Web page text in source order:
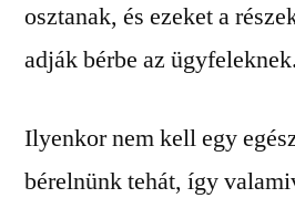
osztanak, és ezeket a
adják bérbe az ügyfeleknek.
Ilyenkor nem kell egy
bérelnünk tehát, így